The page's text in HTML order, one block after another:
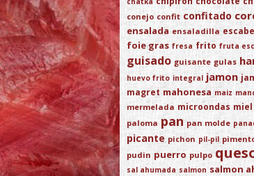
conejo confit confitado
ensalada ensaladilla
foie gras fresa frito fruta
guisado guisante gulas
huevo frito integral jamon
magret mahonesa maiz
mermelada microondas miel
paloma pan pan molde
picante pichon pil-pil
pudin puerro pulpo
sal ahumada salmon salmon